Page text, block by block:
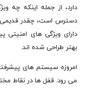
دارد، از جمله اینکه چه
دسترس است، چقدر قدیمی
دارای ویژگی های امنیتی
بهتر طراحی شده اند.
امروزه سیستم های
می رود. قفل ها در نقاط